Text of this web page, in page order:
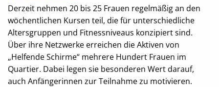
Derzeit nehmen 20 bis 25 Frauen regelmäßig an den
wöchentlichen Kursen teil, die für unterschiedliche
Altersgruppen und Fitnessniveaus konzipiert sind.
Über ihre Netzwerke erreichen die Aktiven von
„Helfende Schirme“ mehrere Hundert Frauen im
Quartier. Dabei legen sie besonderen Wert darauf,
auch Anfängerinnen zur Teilnahme zu motivieren.